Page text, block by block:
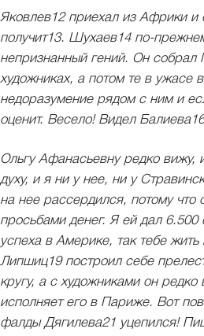
Яковлев12 приехал из Африки и
получит13. Шухаев14 по-
непризнанный гений. Он собрал
художниках, а потом те в ужасе
недоразумение рядом с ним и
оценит. Весело! Видел
Ольгу Афанасьевну редко вижу,
духу, и я ни у нее, ни у
на нее рассердился, потому что
просьбами денег. Я ей дал
успеха в Америке, так тебе
Липшиц19 построил себе
кругу, а с художниками он
исполняет его в Париже. Вот
фалды Дягилева21 уцепился!